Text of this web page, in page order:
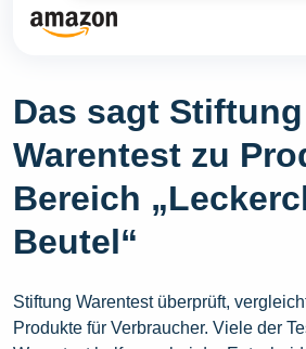
Das sagt Stiftung
Warentest zu
Bereich
Beutel“
Stiftung Warentest überprüft,
Produkte für Verbraucher. Viele der